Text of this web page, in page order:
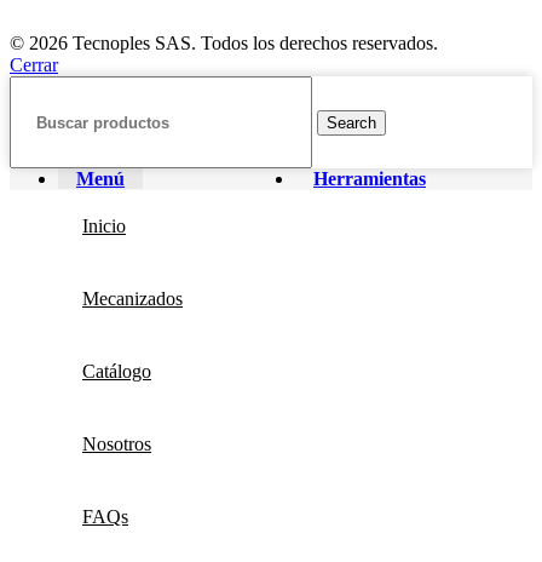
© 2026 Tecnoples SAS. Todos los derechos reservados.
Cerrar
Search
Menú Herramientas
Inicio
Mecanizados
Catálogo
Nosotros
FAQs